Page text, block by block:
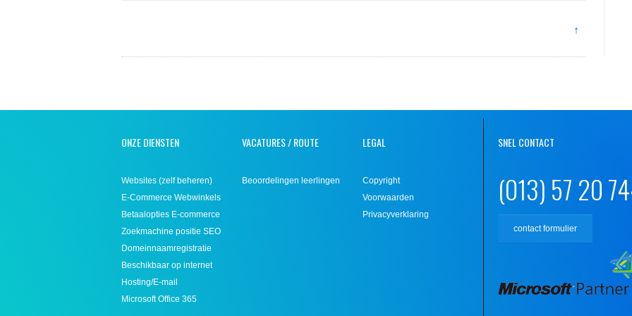
↑
ONZE DIENSTEN
Websites (zelf beheren)
E-Commerce Webwinkels
Betaalopties E-commerce
Zoekmachine positie SEO
Domeinnaamregistratie
Beschikbaar op internet
Hosting/E-mail
Microsoft Office 365
VACATURES / ROUTE
Beoordelingen leerlingen
LEGAL
Copyright
Voorwaarden
Privacyverklaring
SNEL CONTACT
(013) 57 20
contact formulier